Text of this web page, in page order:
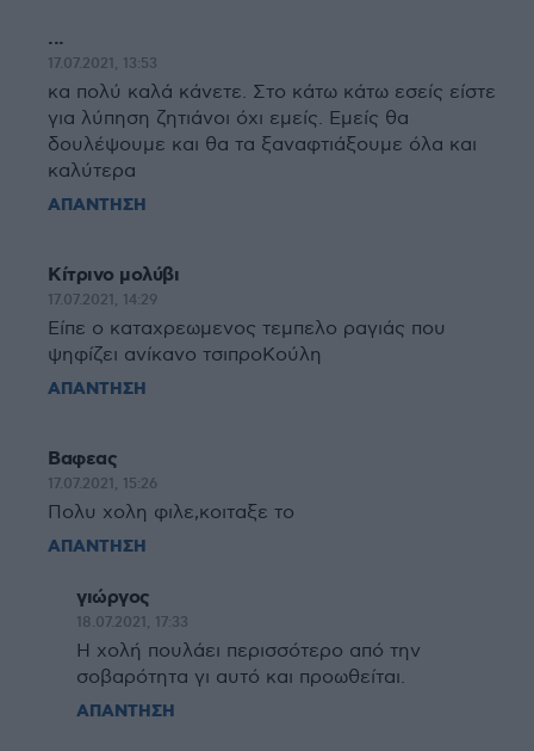
...
17.07.2021, 13:53
κα πολύ καλά κάνετε. Στο κάτω κάτω εσείς είστε
για λύπηση ζητιάνοι όχι εμείς. Εμείς θα
δουλέψουμε και θα τα ξαναφτιάξουμε όλα και
καλύτερα
ΑΠΑΝΤΗΣΗ
Κίτρινο μολύβι
17.07.2021, 14:29
Είπε ο καταχρεωμενος τεμπελο ραγιάς που
ψηφίζει ανίκανο τσιπροΚούλη
ΑΠΑΝΤΗΣΗ
Βαφεας
17.07.2021, 15:26
Πολυ χολη φιλε,κοιταξε το
ΑΠΑΝΤΗΣΗ
γιώργος
18.07.2021, 17:33
Η χολή πουλάει περισσότερο από την
σοβαρότητα γι αυτό και προωθείται.
ΑΠΑΝΤΗΣΗ